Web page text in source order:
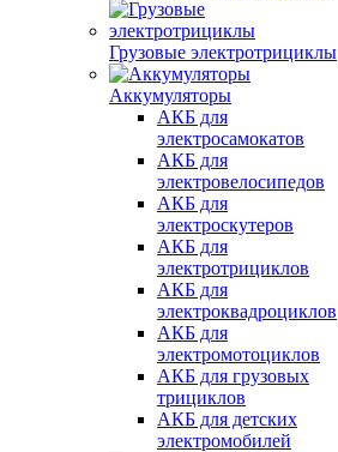
Грузовые электротрициклы
Аккумуляторы
АКБ для
электросамокатов
АКБ для
электровелосипедов
АКБ для
электроскутеров
АКБ для
электротрициклов
АКБ для
электроквадроциклов
АКБ для
электромотоциклов
АКБ для грузовых
трициклов
АКБ для детских
электромобилей